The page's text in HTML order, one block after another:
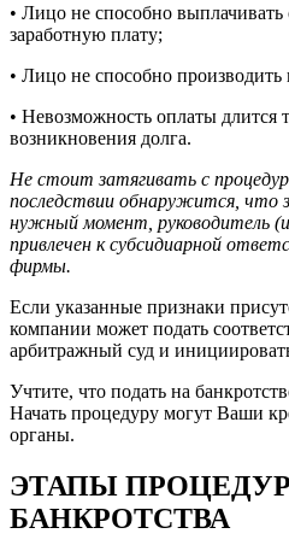
• Лицо не способно
заработную плату;
• Лицо не способно производить
• Невозможность оплаты длится
возникновения долга.
Не стоит затягивать с
последствии обнаружится, что
нужный момент, руководитель
привлечен к субсидиарной
фирмы.
Если указанные признаки
компании может подать
арбитражный суд и
Учтите, что подать на
Начать процедуру могут Ваши
органы.
ЭТАПЫ
БАНКРОТСТВА